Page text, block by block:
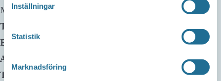
Inställningar
Statistik
Marknadsföring
Motala,
Telefon:
E-mail:info@medevibrunn.se
Arrangör:
Telefonnummer arrangör: